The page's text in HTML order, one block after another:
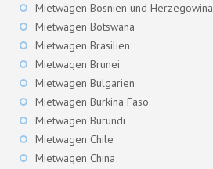
Mietwagen Bosnien und Herzegowina
Mietwagen Botswana
Mietwagen Brasilien
Mietwagen Brunei
Mietwagen Bulgarien
Mietwagen Burkina Faso
Mietwagen Burundi
Mietwagen Chile
Mietwagen China